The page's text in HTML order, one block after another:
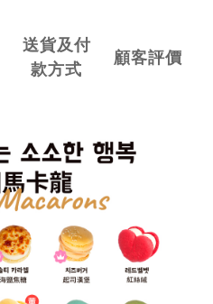
送貨及付
款方式
顧客評價